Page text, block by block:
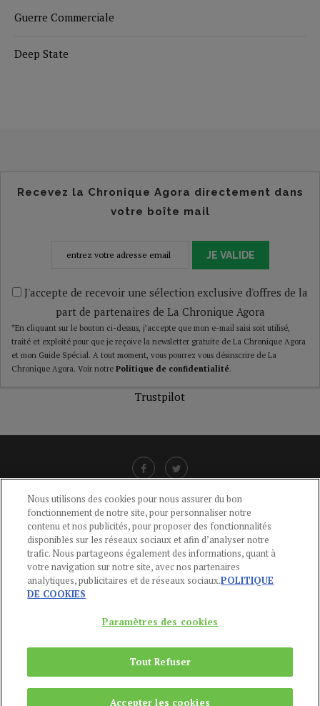
Guerre Commerciale
Deep State
Recevez la Chronique Agora directement dans
votre boîte mail
JE VALIDE
J'accepte de recevoir une sélection exclusive d'offres de la
part de partenaires de La Chronique Agora
*En cliquant sur le bouton ci-dessus, j’accepte que mon e-mail saisi soit utilisé,
traité et exploité pour que je reçoive la newsletter gratuite de La Chronique Agora
et mon Guide Spécial. A tout moment, vous pourrez vous désinscrire de La
Chronique Agora. Voir notre Politique de confidentialité.
Trustpilot
LIENS UTILES
CGU-POLITIQUE DE CONFIDENTIALITÉ -POLITIQUE DES COOKIES
MENTIONS LÉGALES -AIDE
CONTACT
Du Lundi au Vendredi, 9h-13h et 14h-17h
Copyright © 2024Publications Agora
Nous utilisons des cookies pour nous assurer du bon
fonctionnement de notre site, pour personnaliser notre
contenu et nos publicités, pour proposer des fonctionnalités
disponibles sur les réseaux sociaux et afin d’analyser notre
trafic. Nous partageons également des informations, quant à
votre navigation sur notre site, avec nos partenaires
analytiques, publicitaires et de réseaux sociaux.POLITIQUE
DE COOKIES
Paramètres des cookies
Tout Refuser
Accepter les cookies